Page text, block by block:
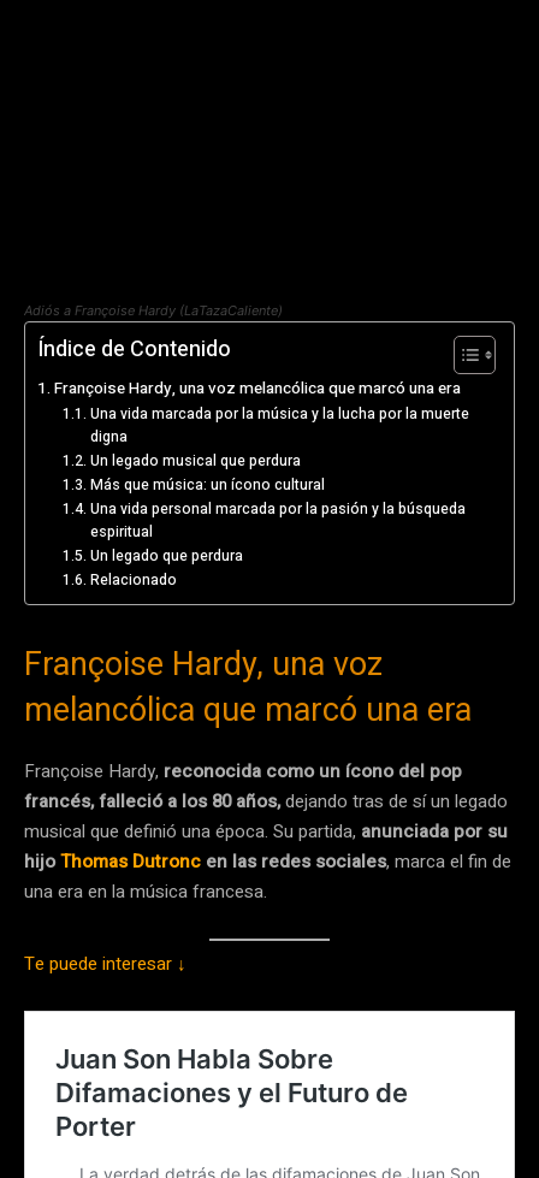
Adiós a Françoise Hardy (LaTazaCaliente)
Índice de Contenido
Françoise Hardy, una voz melancólica que marcó una era
Una vida marcada por la música y la lucha por la muerte
digna
Un legado musical que perdura
Más que música: un ícono cultural
Una vida personal marcada por la pasión y la búsqueda
espiritual
Un legado que perdura
Relacionado
Françoise Hardy, una voz
melancólica que marcó una era
Françoise Hardy, reconocida como un ícono del pop
francés, falleció a los 80 años,dejando tras de sí un legado
musical que definió una época. Su partida, anunciada por su
hijoThomas Dutronc en las redes sociales, marca el fin de
una era en la música francesa.
Te puede interesar ↓